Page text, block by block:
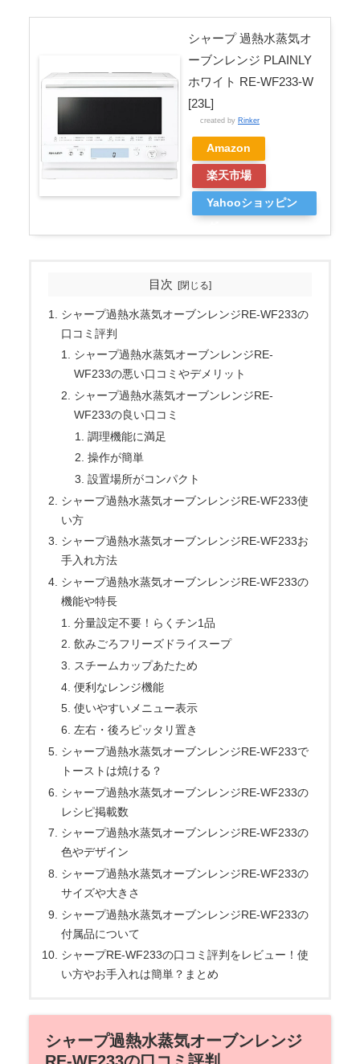
シャープ 過熱水蒸気オ
ーブンレンジ PLAINLY
ホワイト RE-WF233-W
[23L]
created by Rinker
Amazon
楽天市場
Yahooショッピン
目次
シャープ過熱水蒸気オーブンレンジRE-WF233の
口コミ評判
シャープ過熱水蒸気オーブンレンジRE-
WF233の悪い口コミやデメリット
シャープ過熱水蒸気オーブンレンジRE-
WF233の良い口コミ
調理機能に満足
操作が簡単
設置場所がコンパクト
シャープ過熱水蒸気オーブンレンジRE-WF233使
い方
シャープ過熱水蒸気オーブンレンジRE-WF233お
手入れ方法
シャープ過熱水蒸気オーブンレンジRE-WF233の
機能や特長
分量設定不要！らくチン1品
飲みごろフリーズドライスープ
スチームカップあたため
便利なレンジ機能
使いやすいメニュー表示
左右・後ろピッタリ置き
シャープ過熱水蒸気オーブンレンジRE-WF233で
トーストは焼ける？
シャープ過熱水蒸気オーブンレンジRE-WF233の
レシピ掲載数
シャープ過熱水蒸気オーブンレンジRE-WF233の
色やデザイン
シャープ過熱水蒸気オーブンレンジRE-WF233の
サイズや大きさ
シャープ過熱水蒸気オーブンレンジRE-WF233の
付属品について
シャープRE-WF233の口コミ評判をレビュー！使
い方やお手入れは簡単？まとめ
シャープ過熱水蒸気オーブンレンジ